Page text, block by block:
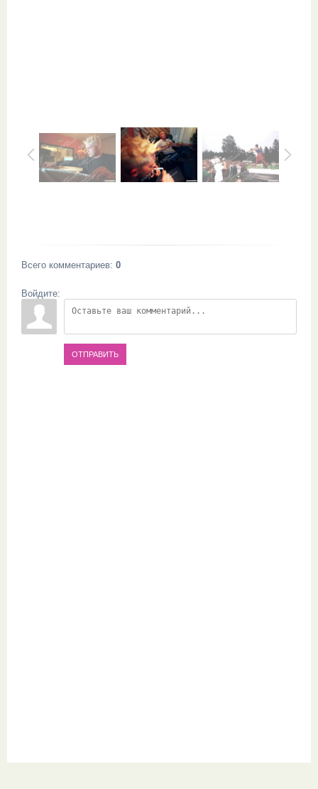
Всего комментариев: 0
Войдите:
ОТПРАВИТЬ